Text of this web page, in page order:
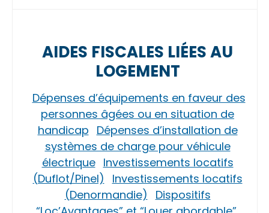
AIDES FISCALES LIÉES AU
LOGEMENT
Dépenses d’équipements en faveur des
personnes âgées ou en situation de
handicap Dépenses d’installation de
systèmes de charge pour véhicule
électrique Investissements locatifs
(Duflot/Pinel)
Investissements locatifs
(Denormandie)
Dispositifs